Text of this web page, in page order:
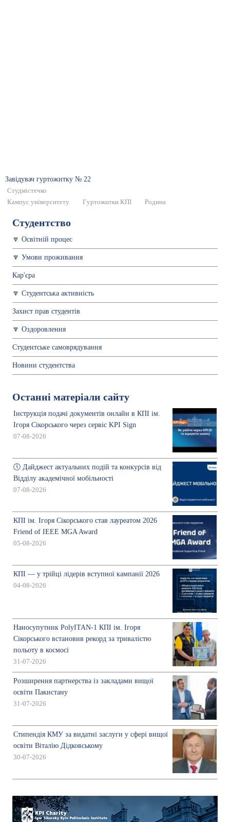
Завідувач гуртожитку № 22
Студмістечко
Кампус університету
Гуртожитки КПІ Родина
Студентство
Освітній процес
Умови проживання
Кар'єра
Студентська активність
Захист прав студентів
Оздоровлення
Студентське самоврядування
Новини студентства
Останні матеріали сайту
Інструкція подачі документів онлайн в КПІ ім.
Ігоря Сікорського через сервіс KPI Sign
07-08-2026
🕔 Дайджест актуальних подій та конкурсів від
Відділу академічної мобільності
07-08-2026
КПІ ім. Ігоря Сікорського став лауреатом 2026
Friend of IEEE MGA Award
05-08-2026
КПІ — у трійці лідерів вступної кампанії 2026
04-08-2026
Наносупутник PolyITAN-1 КПІ ім. Ігоря
Сікорського встановив рекорд за тривалістю
польоту в космосі
31-07-2026
Розширення партнерства із закладами вищої
освіти Пакистану
31-07-2026
Стипендія КМУ за видатні заслуги у сфері вищої
освіти Віталію Дідковському
30-07-2026